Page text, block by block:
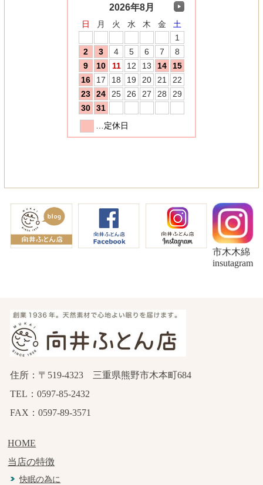
市木木綿
insutagram
住所：〒519-4323 三重県熊野市木本町684
TEL：0597-85-2432
FAX：0597-89-3571
HOME
当店の特徴
快眠の為に